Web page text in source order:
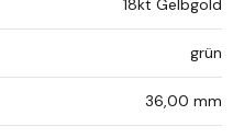
18kt Gelbgold
grün
36,00 mm